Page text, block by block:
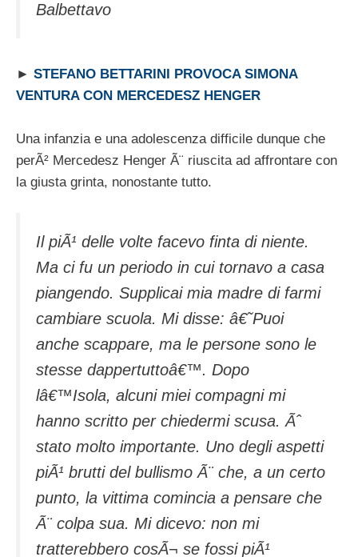
Balbettavo
► STEFANO BETTARINI PROVOCA SIMONA
VENTURA CON MERCEDESZ HENGER
Una infanzia e una adolescenza difficile dunque che
perÃ² Mercedesz Henger Ã¨ riuscita ad affrontare con
la giusta grinta, nonostante tutto.
Il piÃ¹ delle volte facevo finta di niente.
Ma ci fu un periodo in cui tornavo a casa
piangendo. Supplicai mia madre di farmi
cambiare scuola. Mi disse: â€˜Puoi
anche scappare, ma le persone sono le
stesse dappertuttoâ€™. Dopo
lâ€™Isola, alcuni miei compagni mi
hanno scritto per chiedermi scusa. Ãˆ
stato molto importante. Uno degli aspetti
piÃ¹ brutti del bullismo Ã¨ che, a un certo
punto, la vittima comincia a pensare che
Ã¨ colpa sua. Mi dicevo: non mi
tratterebbero cosÃ¬ se fossi piÃ¹